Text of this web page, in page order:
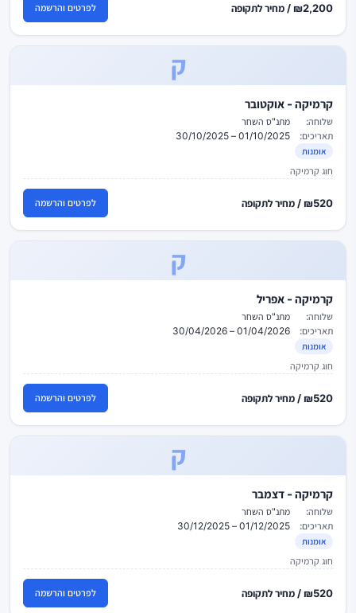
₪2,200 / מחיר לתקופה לפרטים והרשמה
ק
קרמיקה - אוקטובר
שלוחה:
מתנ"ס השחר
תאריכים:
01/10/2025 – 30/10/2025
אומנות
חוג קרמיקה
₪520 / מחיר לתקופה לפרטים והרשמה
ק
קרמיקה - אפריל
שלוחה:
מתנ"ס השחר
תאריכים:
01/04/2026 – 30/04/2026
אומנות
חוג קרמיקה
₪520 / מחיר לתקופה לפרטים והרשמה
ק
קרמיקה - דצמבר
שלוחה:
מתנ"ס השחר
תאריכים:
01/12/2025 – 30/12/2025
אומנות
חוג קרמיקה
₪520 / מחיר לתקופה לפרטים והרשמה